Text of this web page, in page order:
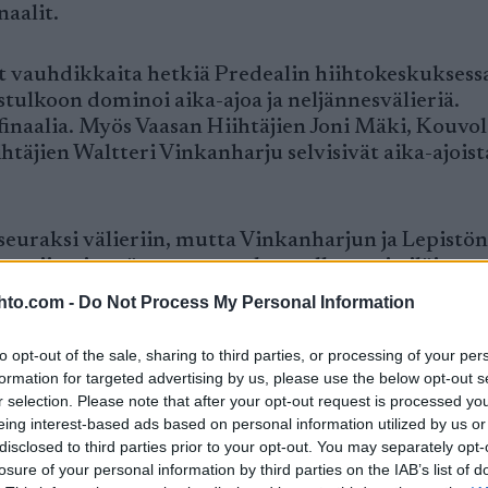
- Do Not Process My Personal Information
opt-out of the sale, sharing to third parties, or processing of your
for targeted advertising by us, please use the below opt-out
selection. Please note that after your opt-out request is processed
interest-based ads based on personal information utilized by us
to third parties prior to your opt-out. You may separately
of your personal information by third parties on the IAB’s list of
hetkiä Predealin
dominoi aika-ajoa ja neljännesvälieriä.
Myös Vaasan Hiihtäjien Joni Mäki,
Waltteri Vinkanharju selvisivät aika-
välieriin, mutta Vinkanharjun ja
viimeisessä nousussa takaa tullut
molempien sukset takertuivat toisiinsa ja
ja johti eräänsä puolimatkassa. Pieni
johtopaikan ja norjalainen pääsi